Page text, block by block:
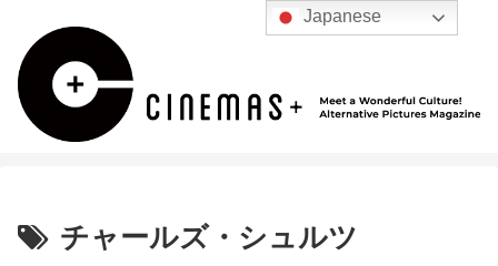
チャールズ・シュルツ
Japanese